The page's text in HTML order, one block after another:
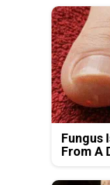
Fungus
From A